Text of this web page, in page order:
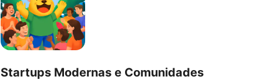
Startups Modernas e Comunidades